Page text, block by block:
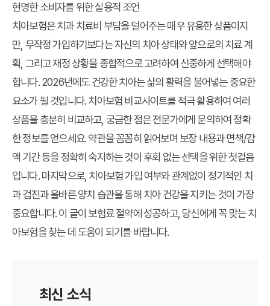
현명한 소비자를 위한 실용적 조언
치아보험은 치과 치료비 부담을 덜어주는 매우 유용한 상품이지
만, 무작정 가입하기보다는 자신의 치아 상태와 앞으로의 치료 계
획, 그리고 재정 상황을 종합적으로 고려하여 신중하게 선택해야
합니다. 2026년에도 건강한 치아는 삶의 활력을 불어넣는 중요한
요소가 될 것입니다.치아보험 비교사이트를 적극 활용하여 여러
상품을 충분히 비교하고, 궁금한 점은 전문가에게 문의하여 정확
한 정보를 얻으세요. 약관을 꼼꼼히 읽어보며 보장 내용과 면책/감
액 기간 등을 정확히 숙지하는 것이 후회 없는 선택을 위한 첫걸음
입니다. 마지막으로, 치아보험 가입 여부와 관계없이 정기적인 치
과 검진과 올바른 양치 습관을 통해 치아 건강을 지키는 것이 가장
중요합니다. 이 글이 보험료 절약에 성공하고, 당신에게 꼭 맞는 치
아보험을 찾는 데 도움이 되기를 바랍니다.
최신 소식